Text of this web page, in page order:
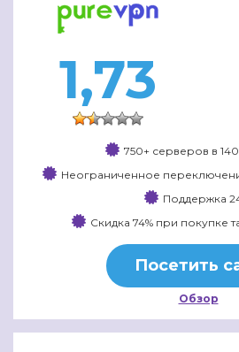
1,73
750+ серверов в
Неограниченное
Поддержка
Скидка 74% при покупке
Посетить
Обзор